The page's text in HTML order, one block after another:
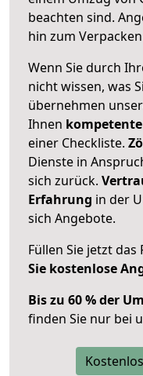
beachten sind.
hin zum
Wenn Sie durch
nicht wissen, was
übernehmen
Ihnen
einer Checkliste.
Dienste in
sich zurück.
Erfahrung in der
sich Angebote.
Füllen Sie jetzt
Sie kostenlose
Bis zu 60 % der
finden Sie nur bei